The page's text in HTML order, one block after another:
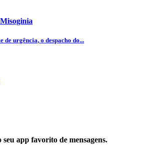
de urgência, o despacho do...
app favorito de mensagens.